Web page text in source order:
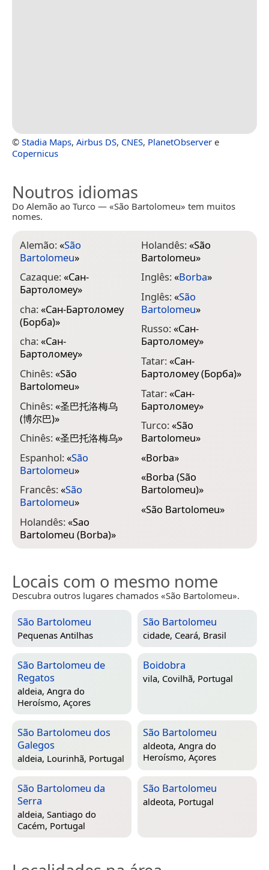
© Stadia Maps, Airbus DS, CNES, PlanetObserver e
Copernicus
Noutros idiomas
Do Alemão ao Turco — «São Bartolomeu» tem muitos
nomes.
Alemão:«São
Bartolomeu»
Cazaque:«Сан-
Бартоломеу»
cha:«Сан-Бартоломеу
(Борба)»
cha:«Сан-
Бартоломеу»
Chinês:«São
Bartolomeu»
Chinês:«圣巴托洛梅乌
(博尔巴)»
Chinês:«圣巴托洛梅乌»
Espanhol:«São
Bartolomeu»
Francês:«São
Bartolomeu»
Holandês:«Sao
Bartolomeu (Borba)»
Holandês:«São
Bartolomeu»
Inglês:«Borba»
Inglês:«São
Bartolomeu»
Russo:«Сан-
Бартоломеу»
Tatar:«Сан-
Бартоломеу (Борба)»
Tatar:«Сан-
Бартоломеу»
Turco:«São
Bartolomeu»
«Borba»
«Borba (São
Bartolomeu)»
«São Bartolomeu»
Locais com o mesmo nome
Descubra outros lugares chamados «São Bartolomeu».
São Bartolomeu
Pequenas Antilhas
São Bartolomeu
cidade, Ceará, Brasil
São Bartolomeu de
Regatos
aldeia, Angra do
Heroísmo, Açores
Boidobra
vila, Covilhã, Portugal
São Bartolomeu dos
Galegos
aldeia, Lourinhã, Portugal
São Bartolomeu
aldeota, Angra do
Heroísmo, Açores
São Bartolomeu da
Serra
aldeia, Santiago do
Cacém, Portugal
São Bartolomeu
aldeota, Portugal